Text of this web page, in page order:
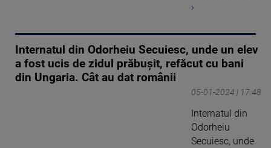
›
Internatul din Odorheiu Secuiesc, unde un elev
a fost ucis de zidul prăbușit, refăcut cu bani
din Ungaria. Cât au dat românii
05-01-2024 | 17:48
Internatul din
Odorheiu
Secuiesc, unde